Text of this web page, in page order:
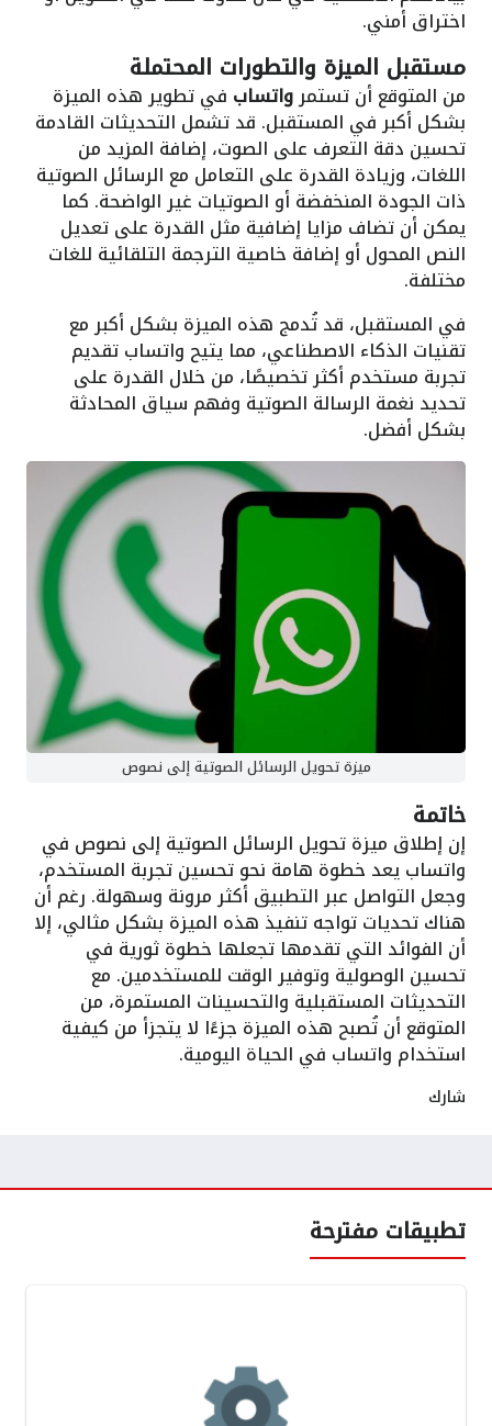
اختراق أمني.
مستقبل الميزة والتطورات المحتملة
من المتوقع أن تستمرواتساب في تطوير هذه الميزة
بشكل أكبر في المستقبل. قد تشمل التحديثات القادمة
تحسين دقة التعرف على الصوت، إضافة المزيد من
اللغات، وزيادة القدرة على التعامل مع الرسائل الصوتية
ذات الجودة المنخفضة أو الصوتيات غير الواضحة. كما
يمكن أن تضاف مزايا إضافية مثل القدرة على تعديل
النص المحول أو إضافة خاصية الترجمة التلقائية للغات
مختلفة.
في المستقبل، قد تُدمج هذه الميزة بشكل أكبر مع
تقنيات الذكاء الاصطناعي، مما يتيح واتساب تقديم
تجربة مستخدم أكثر تخصيصًا، من خلال القدرة على
تحديد نغمة الرسالة الصوتية وفهم سياق المحادثة
بشكل أفضل.
ميزة تحويل الرسائل الصوتية إلى نصوص
خاتمة
إن إطلاق ميزة تحويل الرسائل الصوتية إلى نصوص في
واتساب يعد خطوة هامة نحو تحسين تجربة المستخدم،
وجعل التواصل عبر التطبيق أكثر مرونة وسهولة. رغم أن
هناك تحديات تواجه تنفيذ هذه الميزة بشكل مثالي، إلا
أن الفوائد التي تقدمها تجعلها خطوة ثورية في
تحسين الوصولية وتوفير الوقت للمستخدمين. مع
التحديثات المستقبلية والتحسينات المستمرة، من
المتوقع أن تُصبح هذه الميزة جزءًا لا يتجزأ من كيفية
استخدام واتساب في الحياة اليومية.
شارك
تطبيقات مفترحة